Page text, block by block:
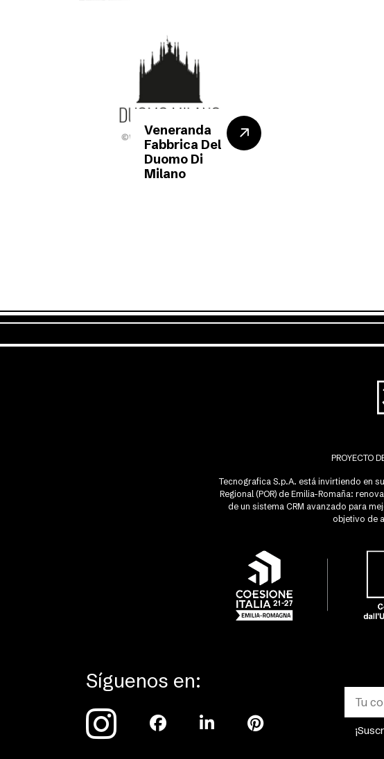
Veneranda
Fabbrica Del
Duomo Di
Milano
PROYECTO
Tecnografica S.p.A. está invirtiendo en
Regional (POR) de Emilia-Romaña:
de un sistema CRM avanzado para
objetivo de
Síguenos en: